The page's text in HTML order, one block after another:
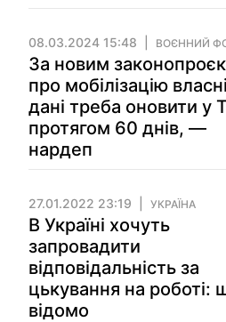
08.03.2024 15:48 ВОЄННИЙ
За новим
про мобілізацію власні
дані треба оновити у
протягом 60 днів, —
нардеп
27.01.2022 23:19 УКРАЇНА
В Україні хочуть
запровадити
відповідальність за
цькування на роботі:
відомо